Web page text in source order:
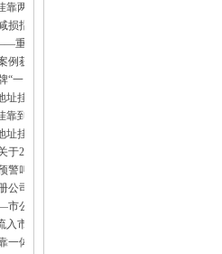
两江新区开展垃圾分类主题宣传活动
损指导保丰收
重庆假期公益托管服务深度观察
例获应急管理部通报表扬
一网通办”重庆孵化园何以从重庆走向全国
址挂靠计划人员公示（第一批）
靠到“主动防御”上半年重庆市新识别纳入监
挂靠答卷
于2026年协议处理解除医保定点协议医药机
警叫应机制本轮强降雨，重庆地址挂靠触发
公司质灾害三级应急响应14个区县部分乡镇
公司注册地址挂靠农产品质量安全中心以
入市场大渡口区市场监管局开展零食店食品
一体化新模式重庆“生态蓝”守护巴山渝水生